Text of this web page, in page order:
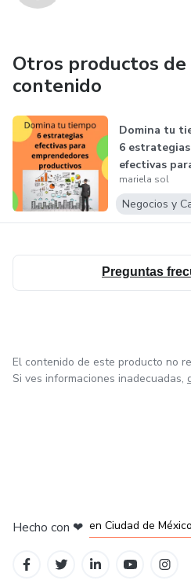
Otros productos
contenido
Domina tu
6 estrategias
efectivas
mariela sol
Negocios y
Preguntas
El contenido de este producto no
Si ves informaciones inadecuadas,
Hecho con ❤ en Ciudad de México